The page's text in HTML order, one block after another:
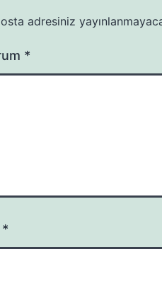
adresiniz
*
*